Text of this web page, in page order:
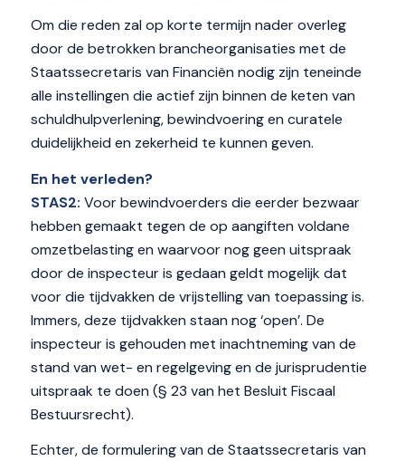
Om die reden zal op korte termijn nader overleg
door de betrokken brancheorganisaties met de
Staatssecretaris van Financiën nodig zijn teneinde
alle instellingen die actief zijn binnen de keten van
schuldhulpverlening, bewindvoering en curatele
duidelijkheid en zekerheid te kunnen geven.
En het verleden?
STAS2: Voor bewindvoerders die eerder bezwaar
hebben gemaakt tegen de op aangiften voldane
omzetbelasting en waarvoor nog geen uitspraak
door de inspecteur is gedaan geldt mogelijk dat
voor die tijdvakken de vrijstelling van toepassing is.
Immers, deze tijdvakken staan nog ‘open’. De
inspecteur is gehouden met inachtneming van de
stand van wet- en regelgeving en de jurisprudentie
uitspraak te doen (§ 23 van het Besluit Fiscaal
Bestuursrecht).
Echter, de formulering van de Staatssecretaris van